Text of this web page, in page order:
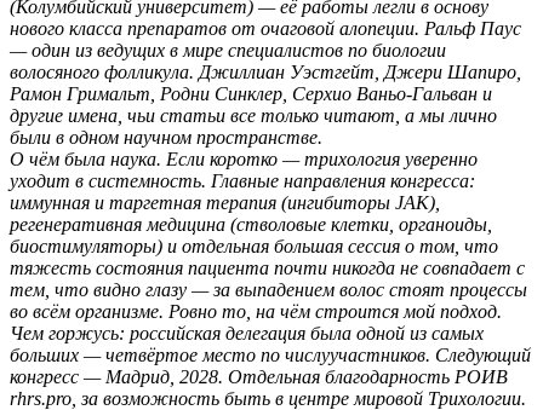
(Колумбийский университет) — её работы легли в основу
нового класса препаратов от очаговой алопеции. Ральф Паус
— один из ведущих в мире специалистов по биологии
волосяного фолликула. Джиллиан Уэстгейт, Джери Шапиро,
Рамон Гримальт, Родни Синклер, Серхио Ваньо-Гальван и
другие имена, чьи статьи все только читают, а мы лично
были в одном научном пространстве.
О чём была наука. Если коротко — трихология уверенно
уходит в системность. Главные направления конгресса:
иммунная и таргетная терапия (ингибиторы JAK),
регенеративная медицина (стволовые клетки, органоиды,
биостимуляторы) и отдельная большая сессия о том, что
тяжесть состояния пациента почти никогда не совпадает с
тем, что видно глазу — за выпадением волос стоят процессы
во всём организме. Ровно то, на чём строится мой подход.
Чем горжусь: российская делегация была одной из самых
больших — четвёртое место по числуучастников. Следующий
конгресс — Мадрид, 2028. Отдельная благодарность РОИВ
rhrs.pro, за возможность быть в центре мировой Трихологии.